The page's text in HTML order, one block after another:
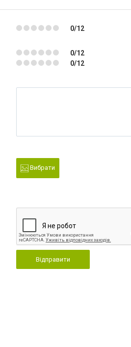
0/12
0/12
0/12
Вибрати
Відправити